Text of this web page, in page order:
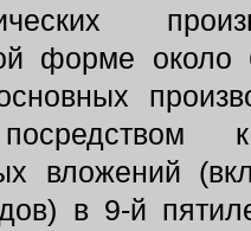
форме
вложений
в 9-й